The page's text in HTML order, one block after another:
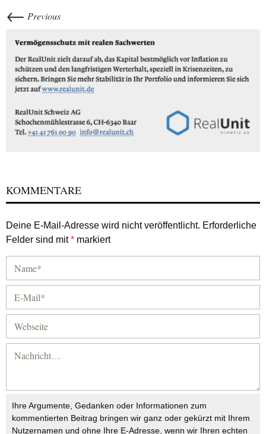
← Previous
KOMMENTARE
Deine E-Mail-Adresse wird nicht veröffentlicht. Erforderliche
Felder sind mit* markiert
Ihre Argumente, Gedanken oder Informationen zum
kommentierten Beitrag bringen wir ganz oder gekürzt mit Ihrem
Nutzernamen und ohne Ihre E-Adresse, wenn wir Ihren echten